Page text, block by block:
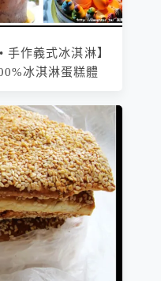
作義式冰淇淋】
冰淇淋蛋糕體